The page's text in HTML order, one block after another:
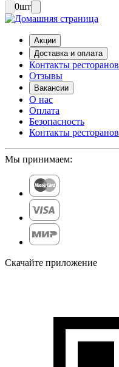
0шт
Акции
Доставка и оплата
Контакты ресторанов
Отзывы
Вакансии
О нас
Оплата
Безопасность
Контакты ресторанов
Мы принимаем:
Скачайте приложение